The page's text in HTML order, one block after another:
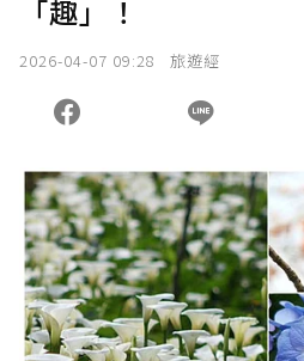
「趣」！
2026-04-07 09:28 旅遊經